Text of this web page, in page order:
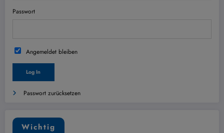
Passwort
Angemeldet bleiben
Passwort zurücksetzen
Wichtig